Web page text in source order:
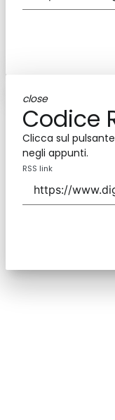
close
Codice
Clicca sul
negli appunti.
RSS link